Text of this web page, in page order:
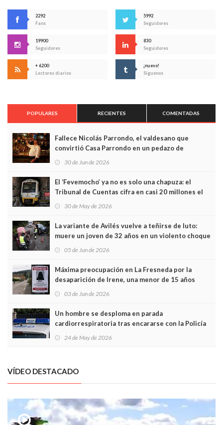
2292
Fans
5992
Seguidores
19900
Seguidores
830
Seguidores
+ 6200
Lectores diarios
¡nuevo!
Síguenos
POPULARES RECIENTES COMENTADAS
Fallece Nicolás Parrondo, el valdesano que
convirtió Casa Parrondo en un pedazo de
Asturias en Madrid
30 de Jun de 2026
El ‘Fevemocho’ ya no es solo una chapuza: el
Tribunal de Cuentas cifra en casi 20 millones el
sobrecoste de los trenes que no cabían por los
30 de May de 2026
La variante de Avilés vuelve a teñirse de luto:
muere un joven de 32 años en un violento choque
frontal
05 de Jun de 2026
Máxima preocupación en La Fresneda por la
desaparición de Irene, una menor de 15 años
03 de Jun de 2026
Un hombre se desploma en parada
cardiorrespiratoria tras encararse con la Policía
Local en Luanco
24 de May de 2026
VÍDEO DESTACADO